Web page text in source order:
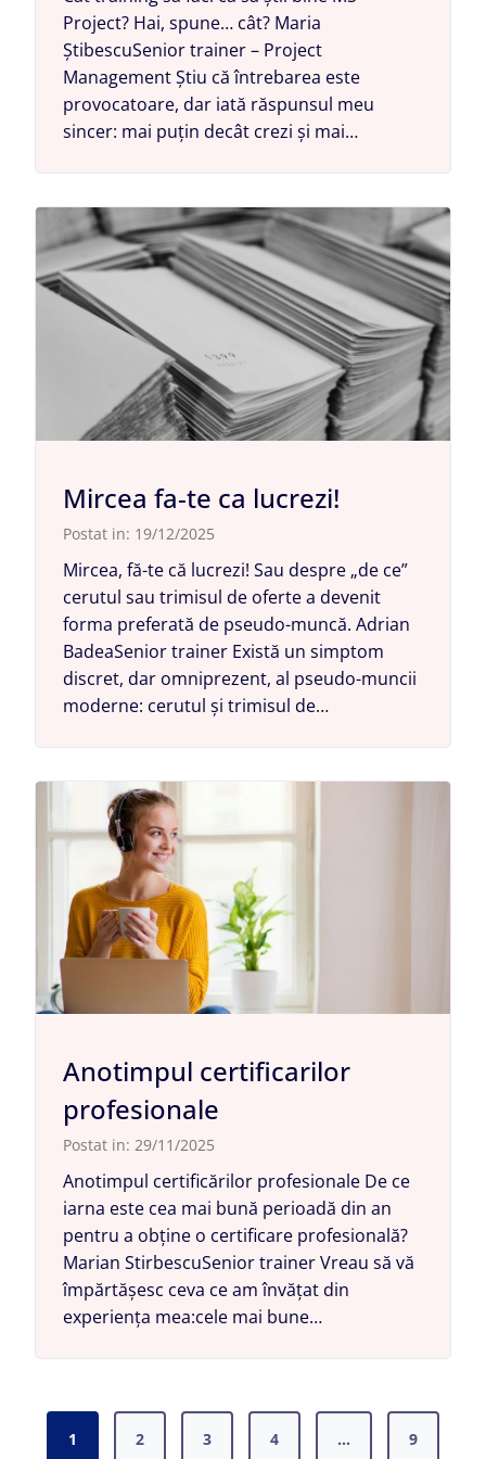
Project? Hai, spune… cât? Maria
ȘtibescuSenior trainer – Project
Management Știu că întrebarea este
provocatoare, dar iată răspunsul meu
sincer: mai puțin decât crezi și mai…
Mircea fa-te ca lucrezi!
Postat in: 19/12/2025
Mircea, fă-te că lucrezi! Sau despre „de ce”
cerutul sau trimisul de oferte a devenit
forma preferată de pseudo-muncă. Adrian
BadeaSenior trainer Există un simptom
discret, dar omniprezent, al pseudo-muncii
moderne: cerutul și trimisul de…
Anotimpul certificarilor
profesionale
Postat in: 29/11/2025
Anotimpul certificărilor profesionale De ce
iarna este cea mai bună perioadă din an
pentru a obține o certificare profesională?
Marian StirbescuSenior trainer Vreau să vă
împărtășesc ceva ce am învățat din
experiența mea:cele mai bune…
1 2 3 4 … 9